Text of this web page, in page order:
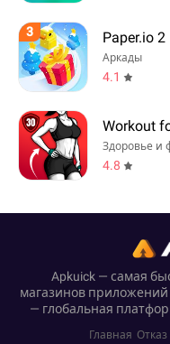
3 Paper.io 2
Аркады
4.1
Workout
Здоровье и
4.8
Apkuick — самая
магазинов
— глобальная
Главная Отказ